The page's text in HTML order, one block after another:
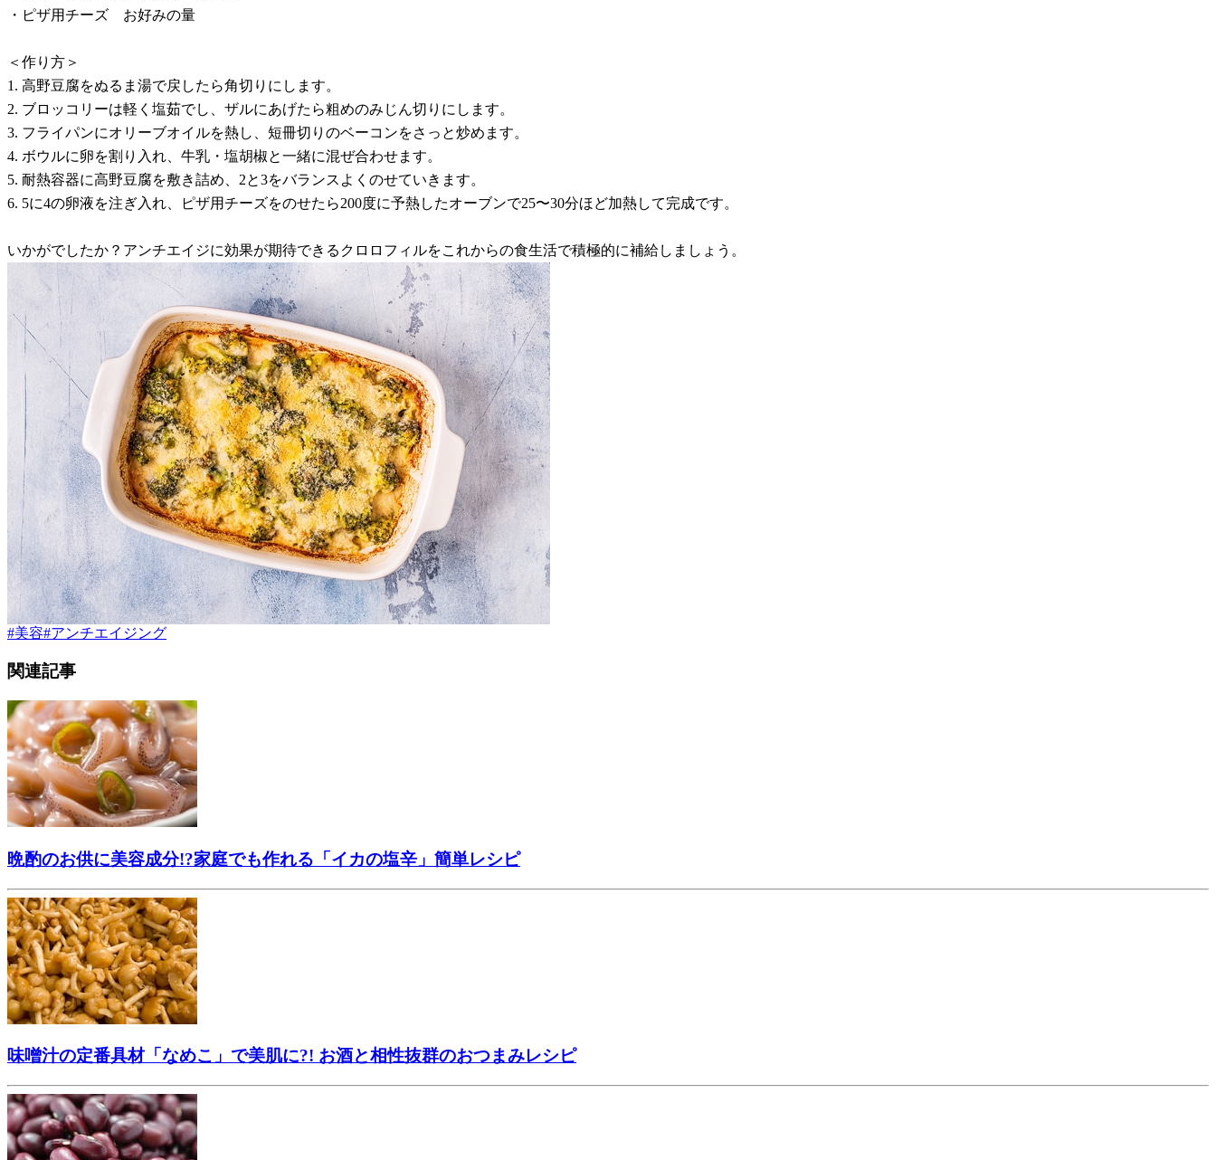
・ピザ用チーズ お好みの量
＜作り方＞
1. 高野豆腐をぬるま湯で戻したら角切りにします。
2. ブロッコリーは軽く塩茹でし、ザルにあげたら粗めのみじん切りにします。
3. フライパンにオリーブオイルを熱し、短冊切りのベーコンをさっと炒めます。
4. ボウルに卵を割り入れ、牛乳・塩胡椒と一緒に混ぜ合わせます。
5. 耐熱容器に高野豆腐を敷き詰め、2と3をバランスよくのせていきます。
6. 5に4の卵液を注ぎ入れ、ピザ用チーズをのせたら200度に予熱したオーブンで25〜30分ほど加熱して完成です。
いかがでしたか？アンチエイジに効果が期待できるクロロフィルをこれからの食生活で積極的に補給しましょう。
#美容#アンチエイジング
関連記事
晩酌のお供に美容成分!?家庭でも作れる「イカの塩辛」簡単レシピ
味噌汁の定番具材「なめこ」で美肌に?! お酒と相性抜群のおつまみレシピ